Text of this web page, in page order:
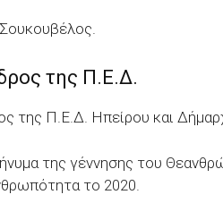
της Π.Ε.Δ.
της Π.Ε.Δ. Ηπείρου και
της γέννησης του
το 2020.